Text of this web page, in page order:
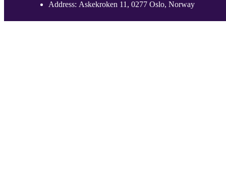
Address: Askekroken 11, 0277 Oslo, Norway